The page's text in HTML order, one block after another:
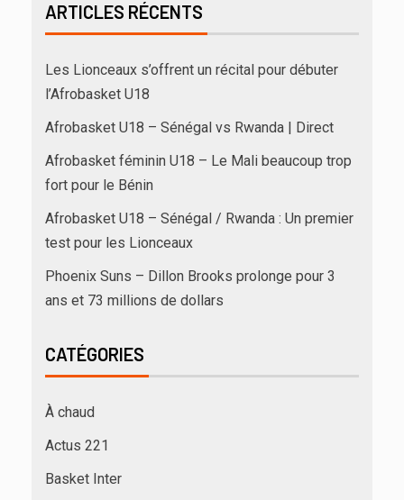
ARTICLES RÉCENTS
Les Lionceaux s’offrent un récital pour débuter
l’Afrobasket U18
Afrobasket U18 – Sénégal vs Rwanda | Direct
Afrobasket féminin U18 – Le Mali beaucoup trop
fort pour le Bénin
Afrobasket U18 – Sénégal / Rwanda : Un premier
test pour les Lionceaux
Phoenix Suns – Dillon Brooks prolonge pour 3
ans et 73 millions de dollars
CATÉGORIES
À chaud
Actus 221
Basket Inter